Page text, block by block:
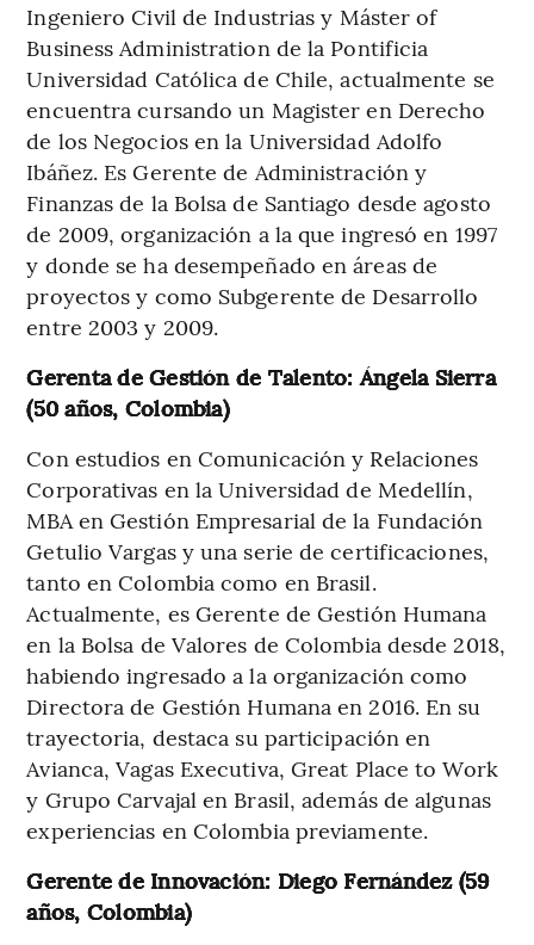
Ingeniero Civil de Industrias y Máster of
Business Administration de la Pontificia
Universidad Católica de Chile, actualmente se
encuentra cursando un Magister en Derecho
de los Negocios en la Universidad Adolfo
Ibáñez. Es Gerente de Administración y
Finanzas de la Bolsa de Santiago desde agosto
de 2009, organización a la que ingresó en 1997
y donde se ha desempeñado en áreas de
proyectos y como Subgerente de Desarrollo
entre 2003 y 2009.
Gerenta de Gestión de Talento: Ángela Sierra
(50 años, Colombia)
Con estudios en Comunicación y Relaciones
Corporativas en la Universidad de Medellín,
MBA en Gestión Empresarial de la Fundación
Getulio Vargas y una serie de certificaciones,
tanto en Colombia como en Brasil.
Actualmente, es Gerente de Gestión Humana
en la Bolsa de Valores de Colombia desde 2018,
habiendo ingresado a la organización como
Directora de Gestión Humana en 2016. En su
trayectoria, destaca su participación en
Avianca, Vagas Executiva, Great Place to Work
y Grupo Carvajal en Brasil, además de algunas
experiencias en Colombia previamente.
Gerente de Innovación: Diego Fernández (59
años, Colombia)